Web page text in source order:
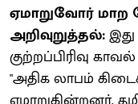
ஏமாறுவோர் மாற
அறிவுறுத்தல்:
குற்றப்பிரிவு
"அதிக லாபம்